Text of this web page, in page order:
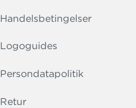
Handelsbetingelser
Logoguides
Persondatapolitik
Retur